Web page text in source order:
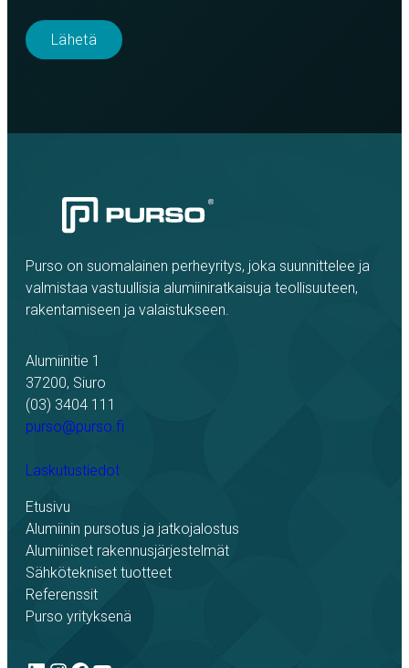
Purso on suomalainen perheyritys, joka suunnittelee ja
valmistaa vastuullisia alumiiniratkaisuja teollisuuteen,
rakentamiseen ja valaistukseen.
Alumiinitie 1
37200, Siuro
(03) 3404 111
purso@purso.fi
Laskutustiedot
Etusivu
Alumiinin pursotus ja jatkojalostus
Alumiiniset rakennusjärjestelmät
Sähkötekniset tuotteet
Referenssit
Purso yrityksenä